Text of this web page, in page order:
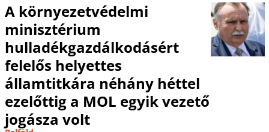
A környezetvédelmi
minisztérium
hulladékgazdálkodásért
felelős helyettes
államtitkára néhány héttel
ezelőttig a MOL egyik vezető
jogásza volt